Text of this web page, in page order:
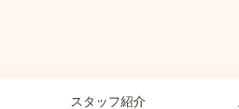
スタッフ紹介